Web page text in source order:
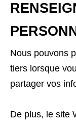
Nous pouvons
tiers lorsque
partager vos
De plus, le site